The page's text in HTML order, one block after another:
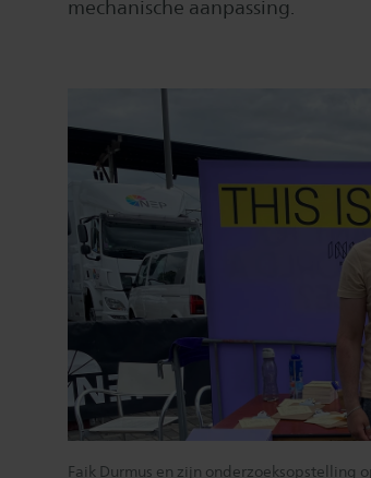
mechanische aanpassing.
Faik Durmus en zijn onderzoeksopstelling